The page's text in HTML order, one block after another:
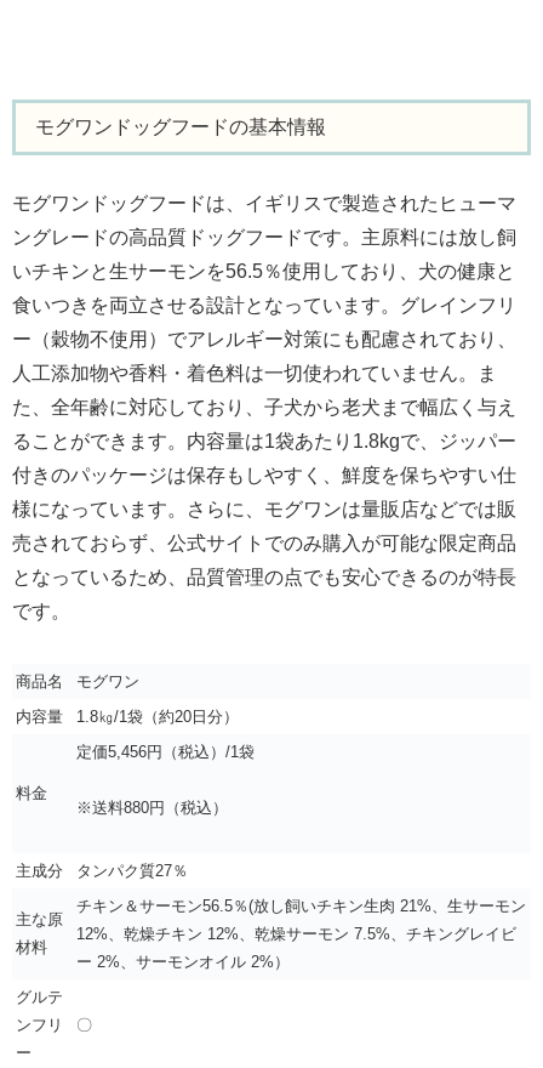
モグワンドッグフードの基本情報
モグワンドッグフードは、イギリスで製造されたヒューマ
ングレードの高品質ドッグフードです。主原料には放し飼
いチキンと生サーモンを56.5％使用しており、犬の健康と
食いつきを両立させる設計となっています。グレインフリ
ー（穀物不使用）でアレルギー対策にも配慮されており、
人工添加物や香料・着色料は一切使われていません。ま
た、全年齢に対応しており、子犬から老犬まで幅広く与え
ることができます。内容量は1袋あたり1.8kgで、ジッパー
付きのパッケージは保存もしやすく、鮮度を保ちやすい仕
様になっています。さらに、モグワンは量販店などでは販
売されておらず、公式サイトでのみ購入が可能な限定商品
となっているため、品質管理の点でも安心できるのが特長
です。
商品名
モグワン
内容量
1.8㎏/1袋（約20日分）
料金
定価5,456円（税込）/1袋
※送料880円（税込）
主成分 タンパク質27％
主な原
材料
チキン＆サーモン56.5％(放し飼いチキン生肉 21%、生サーモン
12%、乾燥チキン 12%、乾燥サーモン 7.5%、チキングレイビ
ー 2%、サーモンオイル 2%）
グルテ
ンフリ
ー
〇